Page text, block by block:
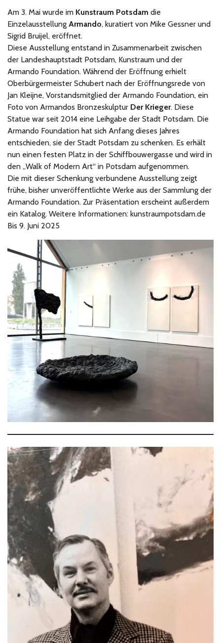
Am 3. Mai wurde im Kunstraum Potsdam die
Einzelausstellung Armando, kuratiert von Mike Gessner und
Sigrid Bruijel, eröffnet.
Diese Ausstellung entstand in Zusammenarbeit zwischen
der Landeshauptstadt Potsdam, Kunstraum und der
Armando Foundation. Während der Eröffnung erhielt
Oberbürgermeister Schubert nach der Eröffnungsrede von
Jan Kleijne, Vorstandsmitglied der Armando Foundation, ein
Foto von Armandos Bronzeskulptur Der Krieger. Diese
Statue war seit 2014 eine Leihgabe der Stadt Potsdam. Die
Armando Foundation hat sich Anfang dieses Jahres
entschieden, sie der Stadt Potsdam zu schenken. Es erhält
nun einen festen Platz in der Schiffbouwergasse und wird in
den „Walk of Modern Art“ in Potsdam aufgenommen.
Die mit dieser Schenkung verbundene Ausstellung zeigt
frühe, bisher unveröffentlichte Werke aus der Sammlung der
Armando Foundation. Zur Präsentation erscheint außerdem
ein Katalog. Weitere Informationen: kunstraumpotsdam.de
Bis 9. Juni 2025